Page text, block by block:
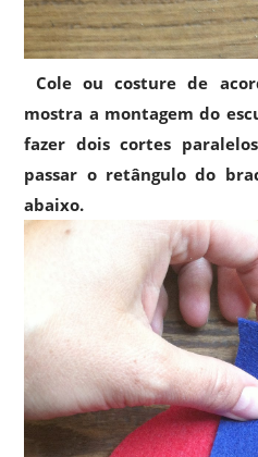
Cole ou costure de
mostra a montagem do
fazer dois cortes
passar o retângulo do
abaixo.